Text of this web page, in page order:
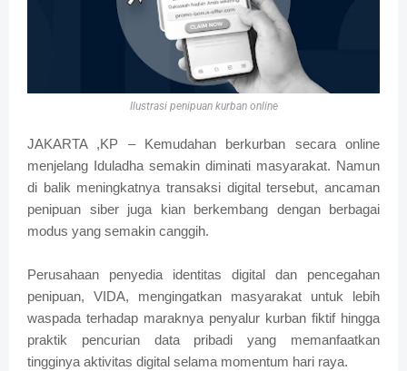
Ilustrasi penipuan kurban online
JAKARTA ,KP – Kemudahan berkurban secara online
menjelang Iduladha semakin diminati masyarakat. Namun
di balik meningkatnya transaksi digital tersebut, ancaman
penipuan siber juga kian berkembang dengan berbagai
modus yang semakin canggih.
Perusahaan penyedia identitas digital dan pencegahan
penipuan, VIDA, mengingatkan masyarakat untuk lebih
waspada terhadap maraknya penyalur kurban fiktif hingga
praktik pencurian data pribadi yang memanfaatkan
tingginya aktivitas digital selama momentum hari raya.